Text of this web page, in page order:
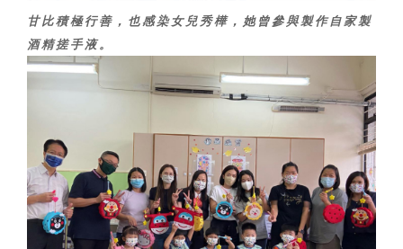
甘比積極行善，也感染女兒秀樺，她曾參與製作自家製
酒精搓手液。